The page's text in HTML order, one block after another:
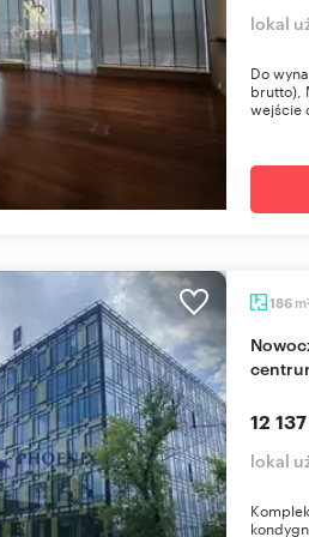
lokal
Do
brutto),
wejście
186 m
Nowoczesny biurowiec 186 m² z restauracją i
12
lokal